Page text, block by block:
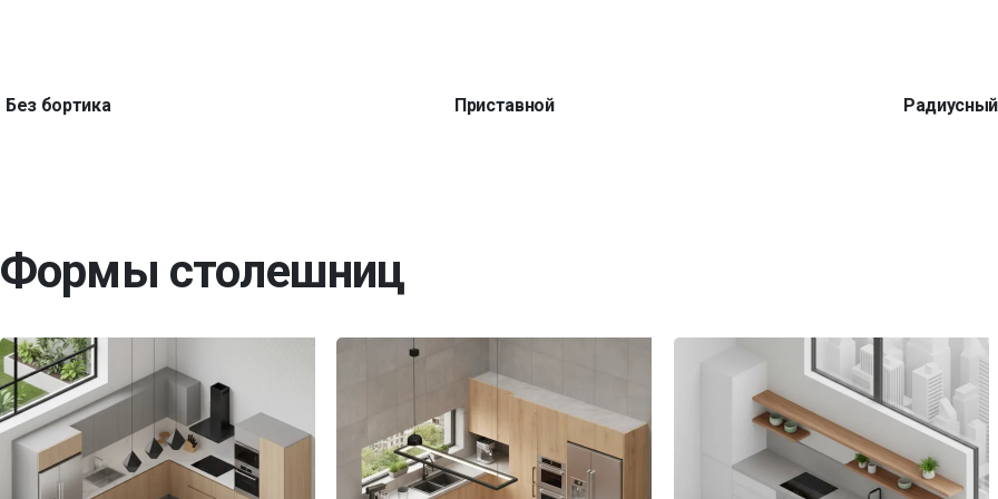
Без бортика Приставной Радиусный
Формы столешниц